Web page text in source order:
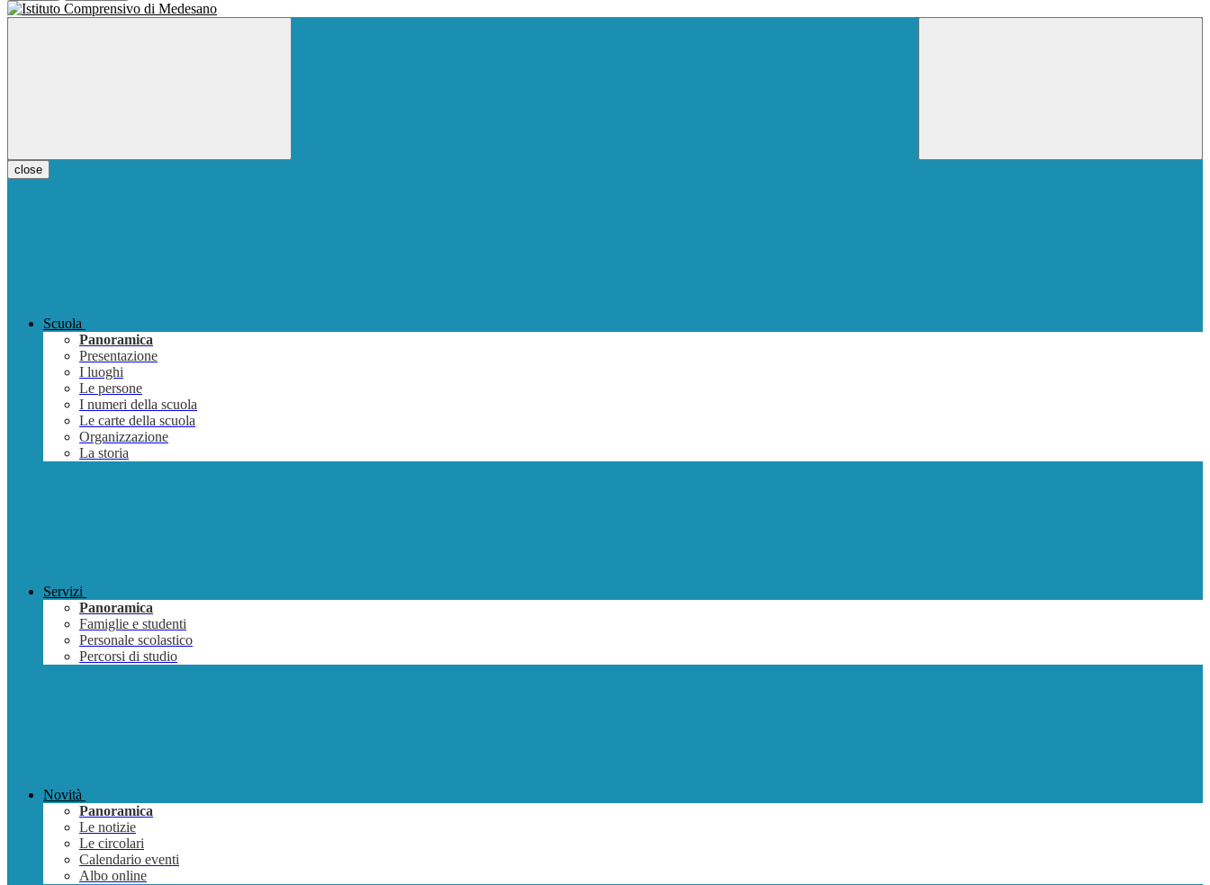
close
Scuola
Panoramica
Presentazione
I luoghi
Le persone
I numeri della scuola
Le carte della scuola
Organizzazione
La storia
Servizi
Panoramica
Famiglie e studenti
Personale scolastico
Percorsi di studio
Novità
Panoramica
Le notizie
Le circolari
Calendario eventi
Albo online